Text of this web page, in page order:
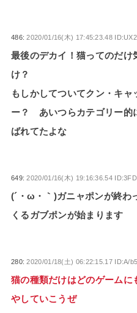
486:2020/01/16(木) 17:45:23.48
最後のデカイ！猫ってのだけ
け？
もしかしてついてクン・キ
ー？ あいつらカテゴリー的
ばれてたよな
649:2020/01/16(木) 19:16:36.54
(´・ω・｀)ガニャポンが終わ
くるガブポンが始まります
280:2020/01/18(土) 06:22:15.17 ID:A/
猫の種類だけはどのゲームに
やしていこうぜ